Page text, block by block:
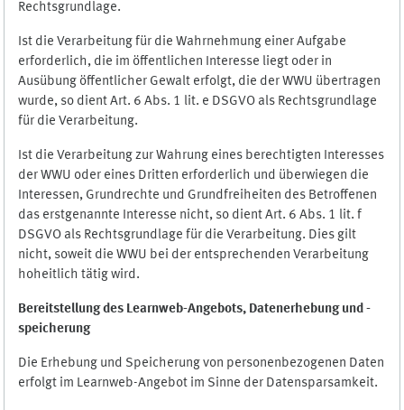
Rechtsgrundlage.
Ist die Verarbeitung für die Wahrnehmung einer Aufgabe
erforderlich, die im öffentlichen Interesse liegt oder in
Ausübung öffentlicher Gewalt erfolgt, die der WWU übertragen
wurde, so dient Art. 6 Abs. 1 lit. e DSGVO als Rechtsgrundlage
für die Verarbeitung.
Ist die Verarbeitung zur Wahrung eines berechtigten Interesses
der WWU oder eines Dritten erforderlich und überwiegen die
Interessen, Grundrechte und Grundfreiheiten des Betroffenen
das erstgenannte Interesse nicht, so dient Art. 6 Abs. 1 lit. f
DSGVO als Rechtsgrundlage für die Verarbeitung. Dies gilt
nicht, soweit die WWU bei der entsprechenden Verarbeitung
hoheitlich tätig wird.
Bereitstellung des Learnweb-Angebots, Datenerhebung und -
speicherung
Die Erhebung und Speicherung von personenbezogenen Daten
erfolgt im Learnweb-Angebot im Sinne der Datensparsamkeit.